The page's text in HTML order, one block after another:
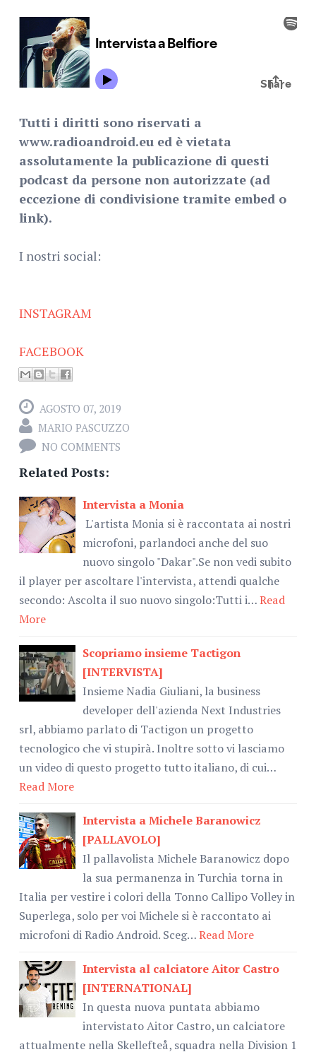
Tutti i diritti sono riservati a
www.radioandroid.eu ed è vietata
assolutamente la publicazione di questi
podcast da persone non autorizzate (ad
eccezione di condivisione tramite embed o
link).
I nostri social:
INSTAGRAM
FACEBOOK
AGOSTO 07, 2019
MARIO PASCUZZO
NO COMMENTS
Related Posts:
Intervista a Monia
L'artista Monia si è raccontata ai nostri
microfoni, parlandoci anche del suo
nuovo singolo "Dakar".Se non vedi subito
il player per ascoltare l'intervista, attendi qualche
secondo: Ascolta il suo nuovo singolo:Tutti i…Read
More
Scopriamo insieme Tactigon
[INTERVISTA]
Insieme Nadia Giuliani, la business
developer dell'azienda Next Industries
srl, abbiamo parlato di Tactigon un progetto
tecnologico che vi stupirà. Inoltre sotto vi lasciamo
un video di questo progetto tutto italiano, di cui…
Read More
Intervista a Michele Baranowicz
[PALLAVOLO]
Il pallavolista Michele Baranowicz dopo
la sua permanenza in Turchia torna in
Italia per vestire i colori della Tonno Callipo Volley in
Superlega, solo per voi Michele si è raccontato ai
microfoni di Radio Android. Sceg…Read More
Intervista al calciatore Aitor Castro
[INTERNATIONAL]
In questa nuova puntata abbiamo
intervistato Aitor Castro, un calciatore
attualmente nella Skellefteå, squadra nella Division 1